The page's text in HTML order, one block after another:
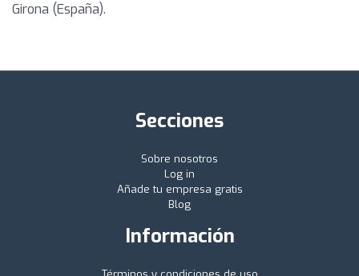
Girona (España).
Secciones
Sobre nosotros
Log in
Añade tu empresa gratis
Blog
Información